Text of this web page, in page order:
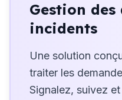
Gestion des
incidents
Une solution
traiter les
Signalez, suivez